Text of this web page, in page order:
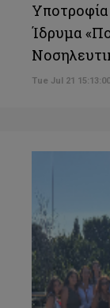
Ίδρυμα
Tue Jul 21